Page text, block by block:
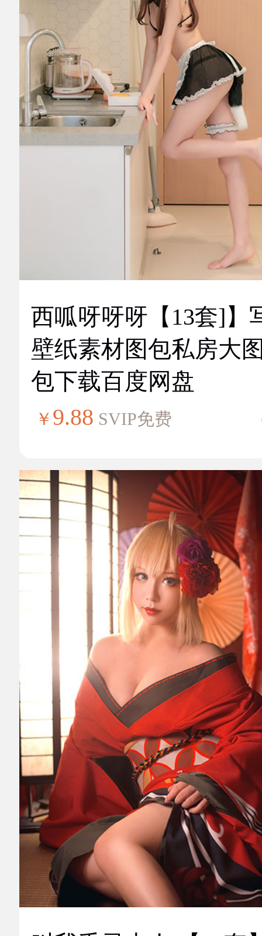
西呱呀呀呀【13套]】
壁纸素材图包私房大
包下载百度网盘
￥ 9.88 SVIP免费